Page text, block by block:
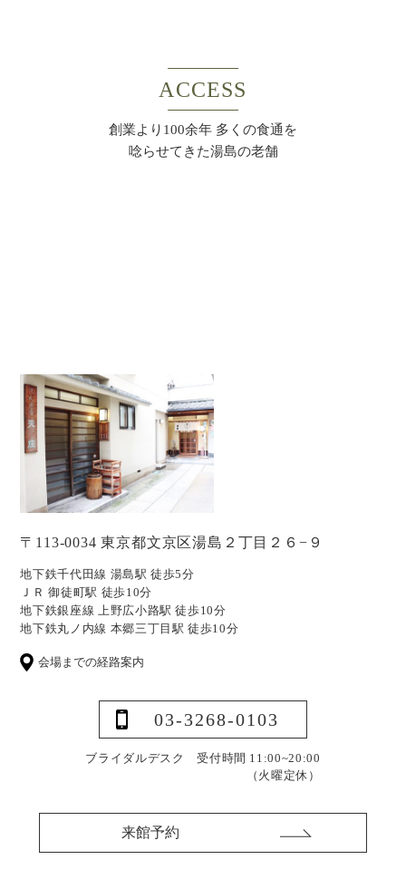
ACCESS
創業より100余年 多くの食通を
唸らせてきた湯島の老舗
〒113-0034 東京都文京区湯島２丁目２６−９
地下鉄千代田線 湯島駅 徒歩5分
ＪＲ 御徒町駅 徒歩10分
地下鉄銀座線 上野広小路駅 徒歩10分
地下鉄丸ノ内線 本郷三丁目駅 徒歩10分
会場までの経路案内
03-3268-0103
ブライダルデスク 受付時間 11:00~20:00
（火曜定休）
来館予約